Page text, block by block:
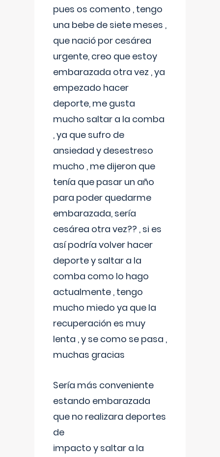
pues os comento , tengo
una bebe de siete meses ,
que nació por cesárea
urgente, creo que estoy
embarazada otra vez , ya
empezado hacer
deporte, me gusta
mucho saltar a la comba
, ya que sufro de
ansiedad y desestreso
mucho , me dijeron que
tenía que pasar un año
para poder quedarme
embarazada, sería
cesárea otra vez?? , si es
así podría volver hacer
deporte y saltar a la
comba como lo hago
actualmente , tengo
mucho miedo ya que la
recuperación es muy
lenta , y se como se pasa ,
muchas gracias
Sería más conveniente
estando embarazada
que no realizara deportes
de
impacto y saltar a la